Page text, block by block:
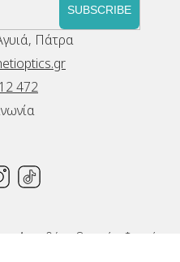
SUBSCRIBE
Πάτρα
472
Λογοθέτη, Οπτικά - Φακοί